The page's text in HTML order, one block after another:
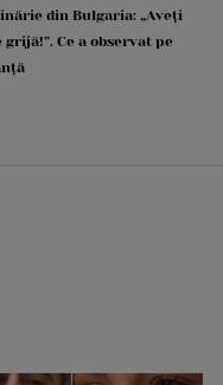
din Bulgaria: „Aveți
grijă!”. Ce a observat pe